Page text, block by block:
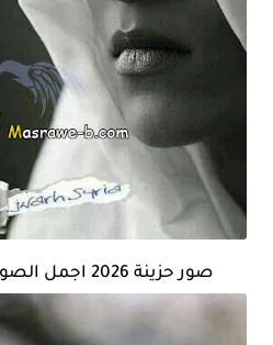
صور حزينة 2026 اجمل الصور الحزينة مع العبارات